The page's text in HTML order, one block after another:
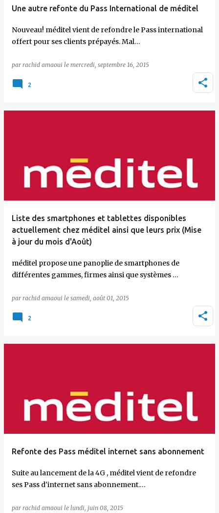
Une autre refonte du Pass International de méditel
Nouveau! méditel vient de refondre le Pass international
offert pour ses clients prépayés. Mal…
par rachid amaoui le mercredi, septembre 16, 2015
2
Liste des smartphones et tablettes disponibles
actuellement chez méditel ainsi que leurs prix (Mise
à jour du mois d'Août)
méditel propose une panoplie de smartphones de
différentes gammes, firmes ainsi que systèmes …
par rachid amaoui le samedi, août 01, 2015
2
Refonte des Pass méditel internet sans abonnement
Suite au lancement de la 4G , méditel vient de refondre
ses Pass d'internet sans abonnement.…
par rachid amaoui le lundi, juin 08, 2015